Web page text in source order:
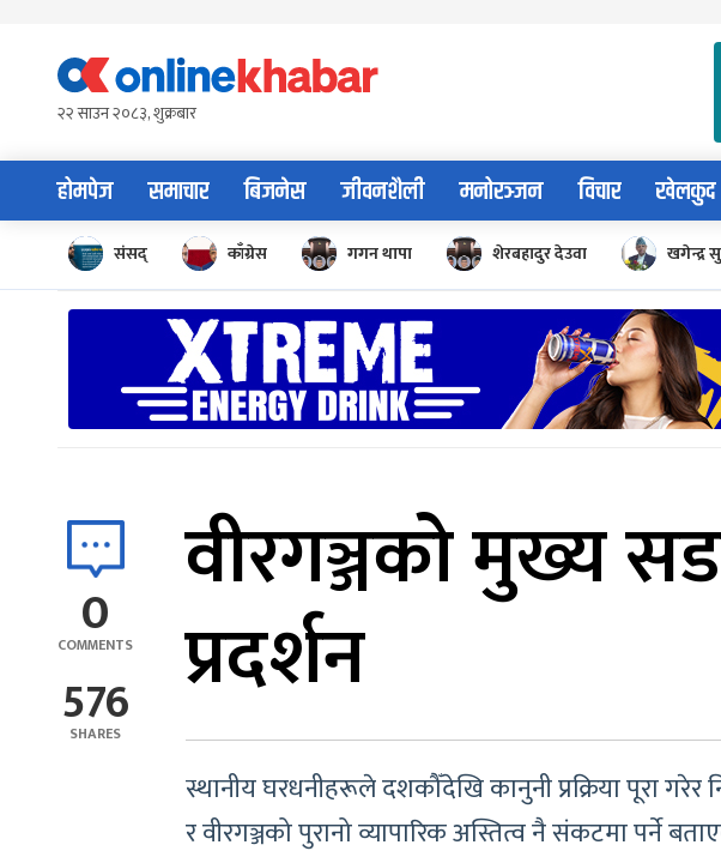
content२२ साउन २०८३, शुक्रबार
होमपेज समाचार बिजनेस जीवनशैली मनोरञ्जन विचार खेलकुद
संसद् काँग्रेस गगन थापा शेरबहादुर देउवा खगेन्द्र
0
COMMENTS
576
SHARES
वीरगञ्जको मुख्य
प्रदर्शन
स्थानीय घरधनीहरूले दशकौँदेखि कानुनी प्रक्रिया पूरा गरेर
र वीरगञ्जको पुरानो व्यापारिक अस्तित्व नै संकटमा पर्ने